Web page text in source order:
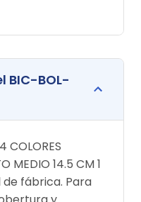
BIC-BOL-
COLORES
MEDIO 14.5 CM 1
de fábrica. Para